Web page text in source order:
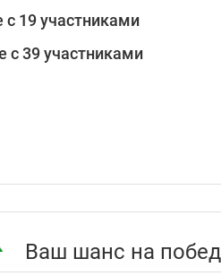
с 19 участниками
с 39 участниками
Ваш шанс на